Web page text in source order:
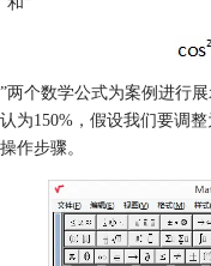
”两个数学公式为案例进行
认为150%，假设我们要调
操作步骤。